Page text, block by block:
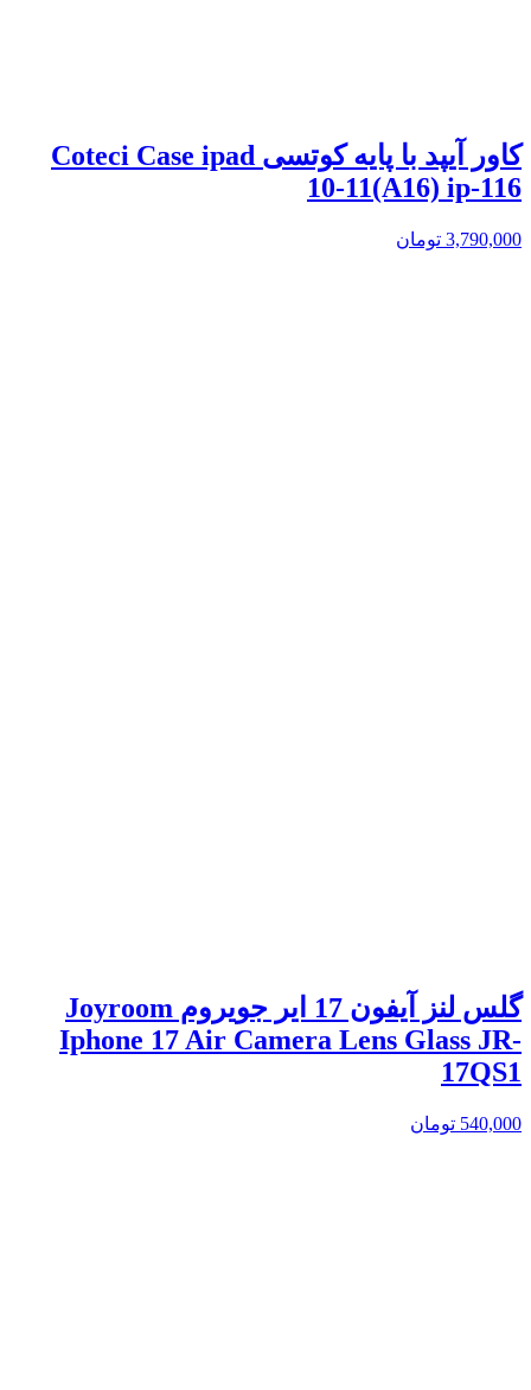
کاور آیپد با پایه کوتسی Coteci Case ipad
10-11(A16) ip-116
3,790,000 تومان
گلس لنز آیفون 17 ایر جویروم Joyroom
Iphone 17 Air Camera Lens Glass JR-
17QS1
540,000 تومان